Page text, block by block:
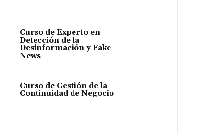
Curso de Experto en
Detección de la
Desinformación y Fake
News
Curso de Gestión de la
Continuidad de Negocio